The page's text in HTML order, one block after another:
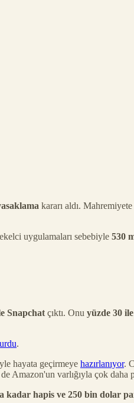
kararı aldı.
uygulamaları sebebiyle 530
Snapchat çıktı. Onu yüzde 30
.
hayata geçirmeye hazırlanıyor.
Amazon'un varlığıyla çok daha
kadar hapis ve 250 bin dolar